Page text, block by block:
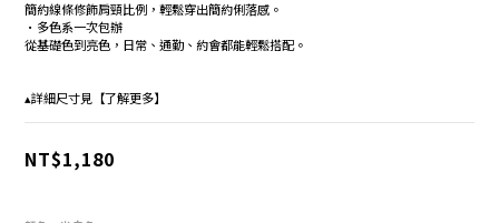
簡約線條修飾肩頸比例，輕鬆穿出簡約俐落感。
•多色系一次包辦
從基礎色到亮色，日常、通勤、約會都能輕鬆搭配。
▴詳細尺寸見【了解更多】
NT$1,180